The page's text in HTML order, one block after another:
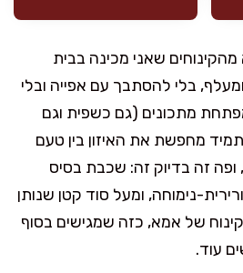
שאני מכינה בבית
ומעלף, בלי להסתבך עם אפייה ובלי
מתכונים (גם כשפית וגם
מחפשת את האיזון בין טעם
ופה זה בדיוק זה: שכבת בסיס
נימוחה, ומעל סוד קטן שנותן
של אמא, כזה שמגישים בסוף
עוד.